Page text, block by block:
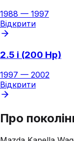
1988 — 1997
Відкрити
2.5 i (200 Hp)
1997 — 2002
Відкрити
Про